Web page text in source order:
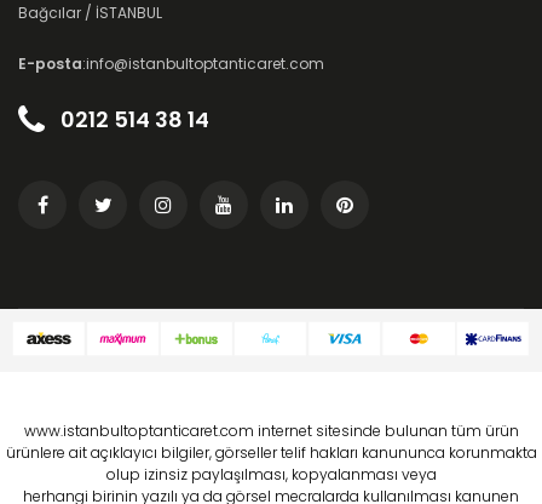
Bağcılar / İSTANBUL
E-posta:info@istanbultoptanticaret.com
0212 514 38 14
www.istanbultoptanticaret.com internet sitesinde bulunan tüm ürün
ürünlere ait açıklayıcı bilgiler, görseller telif hakları kanununca korunmakta
olup izinsiz paylaşılması, kopyalanması veya
herhangi birinin yazılı ya da görsel mecralarda kullanılması kanunen